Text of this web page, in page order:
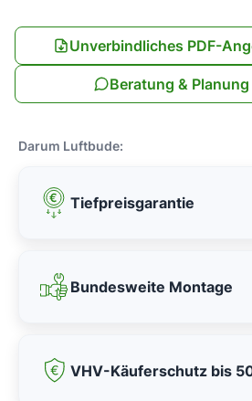
Unverbindliches PDF-
Beratung &
Darum Luftbude:
Tiefpreisgarantie
Bundesweite Montage
VHV-Käuferschutz bis